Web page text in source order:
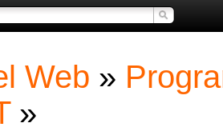
Web »
»